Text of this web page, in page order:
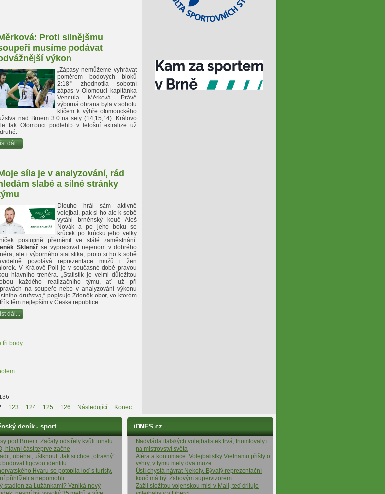
Proti silnějšmu
musíme podávat
výkon
„Zápasy nemůžeme vyhrávat
poměrem bodových bloků
2:18," zhodnotila sobotní
zápas v Olomouci kapitánka
Vendula Měrková. Právě
výborná obrana byla v sobotu
klíčem k výhře olomouckého
nad Brnem 3:0 na sety (14,15,14). Královo
tak Olomouci podlehlo v letošní extralize už
dál...
síla je v analyzování, rád
hledám slabé a silné stránky
Dlouho hrál sám aktivně
volejbal, pak si ho ale k sobě
vytáhl brněnský kouč Aleš
Novák a po jeho boku se
krůček po krůčku jeho velký
postupně přeměnil ve stálé zaměstnání.
Sklenářse vypracoval nejenom v dobrého
ale i výborného statistika, proto si ho k sobě
povolává reprezentace mužů i žen
V Králově Poli je v současné době pravou
hlavního trenéra. „Statistik je velmi důležitou
každého realizačního týmu, ať už při
na soupeře nebo v analyzování výkonu
družstva,“ popisuje Zdeněk obor, ve kterém
k těm nejlepším v České republice.
dál...
tři body
123 124 125 126 Následující Konec
deník - sport
pod Brnem. Začaly odstřely kvůli tunelu
hlavní část teprve začne
uběhat, uštknout. Jak si chce „otravný“
budovat ligovou identitu
Hvaru se potopila loď s turisty.
přihlíželi a nepomohli
stadion za Lužánkami? Vzniká nový
iDNES.cz
Nadvláda italských volejbalistek trvá, triumfovaly i
na mistrovství světa
Aféra a kontumace. Volejbalistky Vietnamu přišly o
výhry, v týmu měly dva muže
Ústí chystá návrat Nekoly. Bývalý reprezentační
kouč má být Žabovým supervizorem
Zažil složitou vojenskou misi v Mali, teď driluje